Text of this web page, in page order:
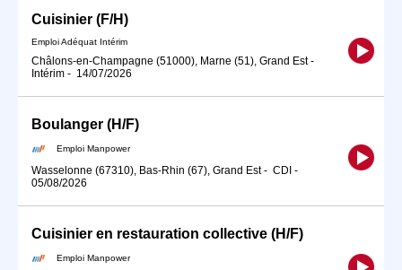
Cuisinier (F/H)
Emploi Adéquat Intérim
Châlons-en-Champagne (51000), Marne (51), Grand Est-
Intérim - 14/07/2026
Boulanger (H/F)
Emploi Manpower
Wasselonne (67310), Bas-Rhin (67), Grand Est- CDI -
05/08/2026
Cuisinier en restauration collective (H/F)
Emploi Manpower